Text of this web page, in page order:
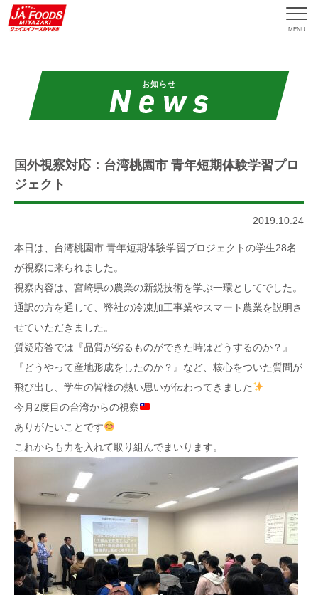
MENU
お知らせ
国外視察対応：台湾桃園市 青年短期体験学習プロ
ジェクト
2019.10.24
本日は、台湾桃園市 青年短期体験学習プロジェクトの学生28名
が視察に来られました。
視察内容は、宮崎県の農業の新鋭技術を学ぶ一環としてでした。
通訳の方を通して、弊社の冷凍加工事業やスマート農業を説明さ
せていただきました。
質疑応答では『品質が劣るものができた時はどうするのか？』
『どうやって産地形成をしたのか？』など、核心をついた質問が
飛び出し、学生の皆様の熱い思いが伝わってきました
今月2度目の台湾からの視察
ありがたいことです
これからも力を入れて取り組んでまいります。